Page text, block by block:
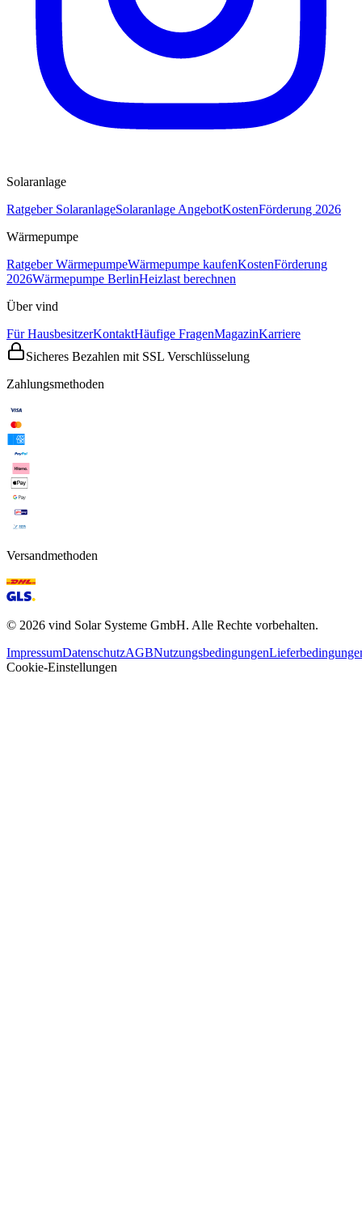
Solaranlage
Ratgeber SolaranlageSolaranlage AngebotKostenFörderung 2026
Wärmepumpe
Ratgeber WärmepumpeWärmepumpe kaufenKostenFörderung
2026Wärmepumpe BerlinHeizlast berechnen
Über vind
Für HausbesitzerKontaktHäufige FragenMagazinKarriere
Sicheres Bezahlen mit SSL Verschlüsselung
Zahlungsmethoden
Versandmethoden
© 2026 vind Solar Systeme GmbH. Alle Rechte vorbehalten.
ImpressumDatenschutzAGBNutzungsbedingungen
Cookie-Einstellungen